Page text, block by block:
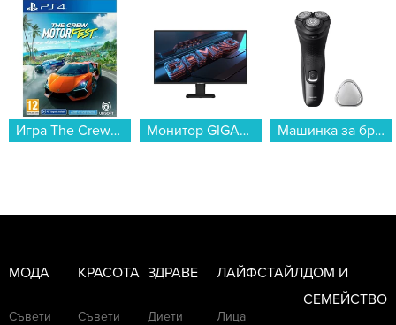
Игра The Crew Motorfest (PS4)... Монитор GIGABYTE GS25F2 , 24.50... Машинка за бръснене Philips X3051/00...
МОДА
Съвети
КРАСОТА
Съвети
ЗДРАВЕ
Диети
ЛАЙФСТАЙЛ
Лица
ДОМ И
СЕМЕЙСТВО